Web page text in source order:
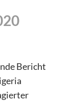
Bericht